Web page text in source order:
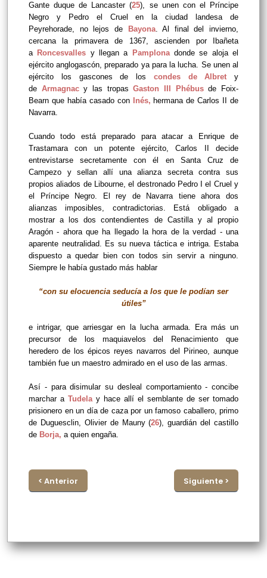
Gante duque de Lancaster (25), se unen con el Príncipe
Negro y Pedro el Cruel en la ciudad landesa de
Peyrehorade, no lejos de
Bayona. Al final del invierno,
cercana la primavera de 1367, ascienden por Ibañeta
a Roncesvalles y llegan a Pamplona donde se aloja el
ejército anglogascón, preparado ya para la lucha. Se unen al
ejército los gascones de los condes de Albret
y
de Armagnac y las tropasGaston III Phébus de Foix-
Bearn que había casado con
Inés, hermana de Carlos II de
Navarra.
Cuando todo está preparado para atacar a Enrique de
Trastamara con un potente ejército, Carlos II decide
entrevistarse secretamente con él en Santa Cruz de
Campezo y sellan allí una alianza secreta contra sus
propios aliados de Libourne, el destronado Pedro I el Cruel y
el Príncipe Negro. El rey de Navarra tiene ahora dos
alianzas imposibles, contradictorias. Está obligado a
mostrar a los dos contendientes de Castilla y al propio
Aragón - ahora que ha llegado la hora de la verdad - una
aparente neutralidad. Es su nueva táctica e intriga. Estaba
dispuesto a quedar bien con todos sin servir a ninguno.
Siempre le había gustado más hablar
“con su elocuencia seducía a los que le podían ser
útiles”
e intrigar, que arriesgar en la lucha armada. Era más un
precursor de los maquiavelos del Renacimiento que
heredero de los épicos reyes navarros del Pirineo, aunque
también fue un maestro admirado en el uso de las armas.
Así - para disimular su desleal comportamiento - concibe
marchar a Tudela y hace allí el semblante de ser tomado
prisionero en un día de caza por un famoso caballero, primo
de Duguesclin, Olivier de Mauny (26), guardián del castillo
de Borja, a quien engaña.
< Anterior Siguiente >